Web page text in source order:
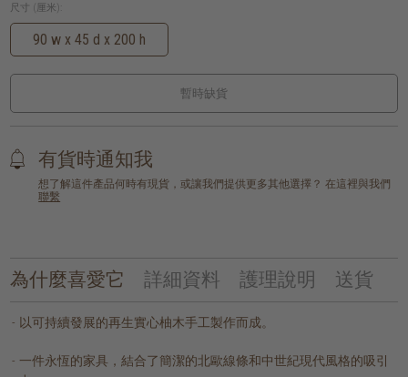
尺寸 (厘米):
90 w x 45 d x 200 h
暫時缺貨
有貨時通知我
想了解這件產品何時有現貨，或讓我們提供更多其他選擇？ 在這裡與我們
聯繫
為什麼喜愛它 詳細資料 護理說明 送貨
以可持續發展的再生實心柚木手工製作而成。
一件永恆的家具，結合了簡潔的北歐線條和中世紀現代風格的吸引